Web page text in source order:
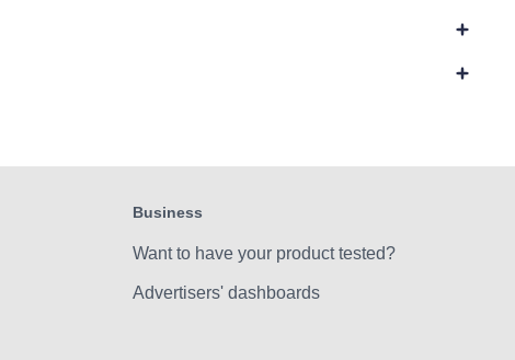
Business
Want to have your product tested?
Advertisers' dashboards